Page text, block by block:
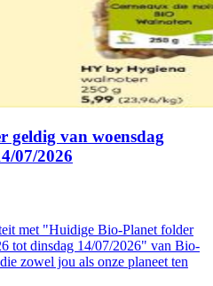
geldig van woensdag
07/2026
met "Huidige Bio-Planet folder
tot dinsdag 14/07/2026" van Bio-
zowel jou als onze planeet ten